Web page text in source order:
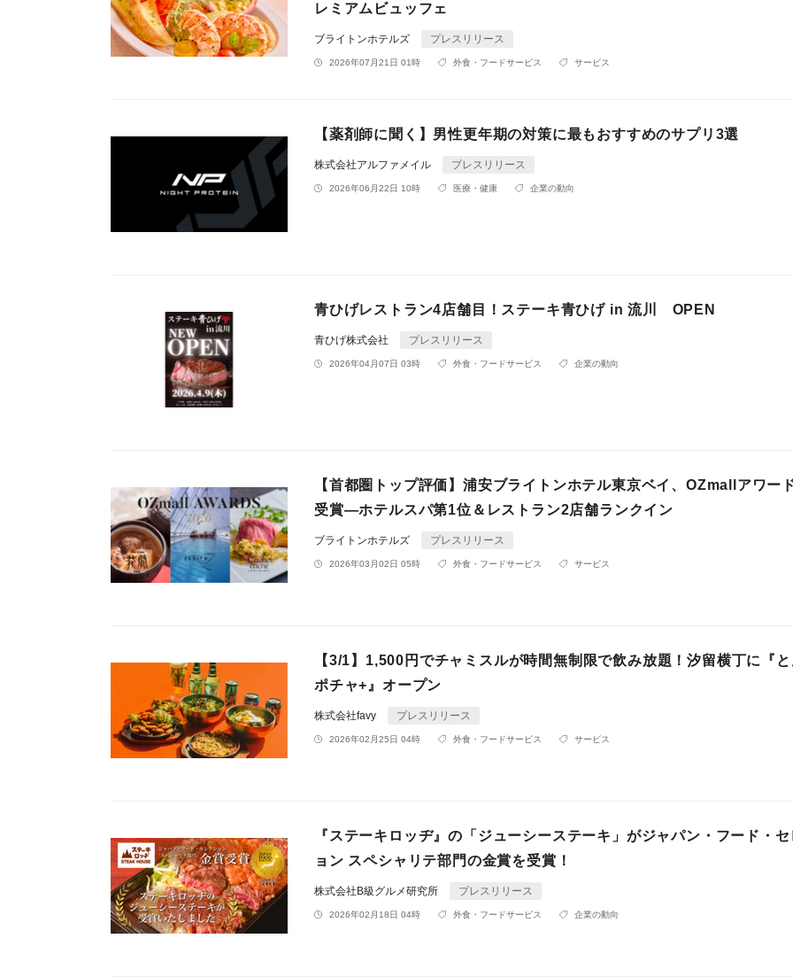
レミアムビュッフェ
ブライトンホテルズ プレスリリース
2026年07月21日 01時 外食・フードサービス サービス
【薬剤師に聞く】男性更年期の対策に最もおすすめのサプリ3選
株式会社アルファメイル プレスリリース
2026年06月22日 10時 医療・健康 企業の動向
青ひげレストラン4店舗目！ステーキ青ひげ in 流川 OPEN
青ひげ株式会社 プレスリリース
2026年04月07日 03時 外食・フードサービス 企業の動向
【首都圏トップ評価】浦安ブライトンホテル東京ベイ、OZmallアワー
受賞―ホテルスパ第1位＆レストラン2店舗ランクイン
ブライトンホテルズ プレスリリース
2026年03月02日 05時 外食・フードサービス サービス
【3/1】1,500円でチャミスルが時間無制限で飲み放題！汐留横丁に『
ポチャ+』オープン
株式会社favy プレスリリース
2026年02月25日 04時 外食・フードサービス サービス
『ステーキロッヂ』の「ジューシーステーキ」がジャパン・フード・
ョン スペシャリテ部門の金賞を受賞！
株式会社B級グルメ研究所 プレスリリース
2026年02月18日 04時 外食・フードサービス 企業の動向